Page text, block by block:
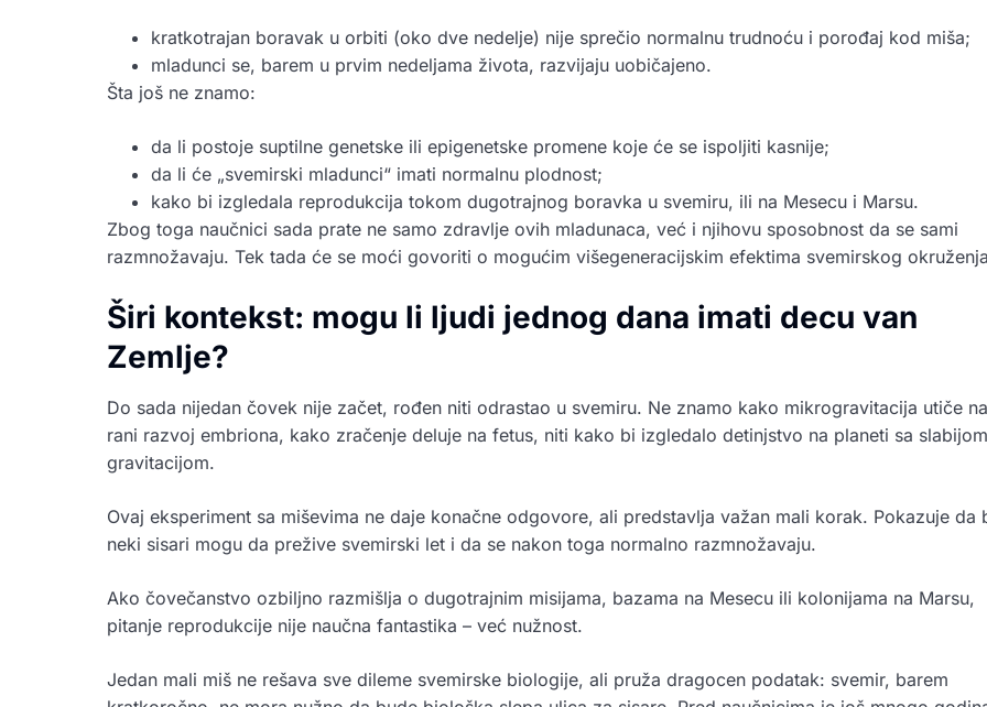
kratkotrajan boravak u orbiti (oko dve nedelje) nije sprečio normalnu trudnoću i porođaj kod miša;
mladunci se, barem u prvim nedeljama života, razvijaju uobičajeno.
Šta još ne znamo:
da li postoje suptilne genetske ili epigenetske promene koje će se ispoljiti kasnije;
da li će „svemirski mladunci“ imati normalnu plodnost;
kako bi izgledala reprodukcija tokom dugotrajnog boravka u svemiru, ili na Mesecu i Marsu.
Zbog toga naučnici sada prate ne samo zdravlje ovih mladunaca, već i njihovu sposobnost da se sami
razmnožavaju. Tek tada će se moći govoriti o mogućim višegeneracijskim efektima svemirskog
Širi kontekst: mogu li ljudi jednog dana imati decu van
Zemlje?
Do sada nijedan čovek nije začet, rođen niti odrastao u svemiru. Ne znamo kako mikrogravitacija utiče na
rani razvoj embriona, kako zračenje deluje na fetus, niti kako bi izgledalo detinjstvo na planeti sa slabijom
gravitacijom.
Ovaj eksperiment sa miševima ne daje konačne odgovore, ali predstavlja važan mali korak. Pokazuje da
neki sisari mogu da prežive svemirski let i da se nakon toga normalno razmnožavaju.
Ako čovečanstvo ozbiljno razmišlja o dugotrajnim misijama, bazama na Mesecu ili kolonijama na Marsu,
pitanje reprodukcije nije naučna fantastika – već nužnost.
Jedan mali miš ne rešava sve dileme svemirske biologije, ali pruža dragocen podatak: svemir, barem